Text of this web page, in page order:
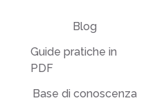
Blog
Guide pratiche in
PDF
Base di conoscenza